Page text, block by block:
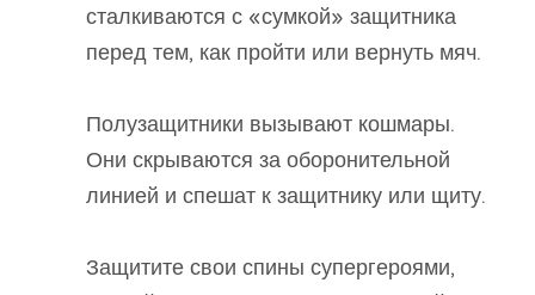
сталкиваются с «сумкой» защитника
перед тем, как пройти или вернуть мяч.
Полузащитники вызывают кошмары.
Они скрываются за оборонительной
линией и спешат к защитнику или щиту.
Защитите свои спины супергероями,